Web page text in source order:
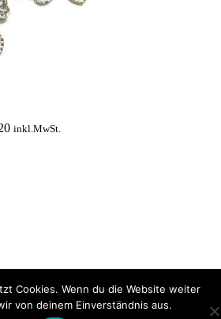
inkl.MwSt.
Cookies. Wenn du die Website weiter
von deinem Einverständnis aus.